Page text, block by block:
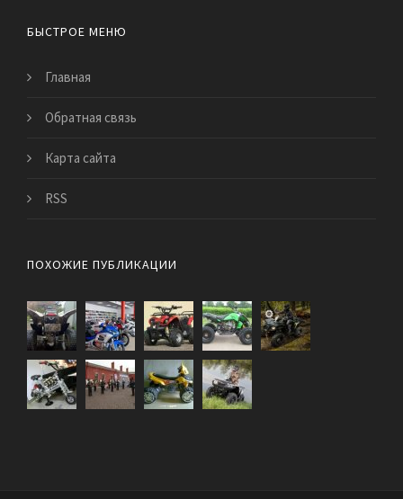
БЫСТРОЕ МЕНЮ
Главная
Обратная связь
Карта сайта
RSS
ПОХОЖИЕ ПУБЛИКАЦИИ